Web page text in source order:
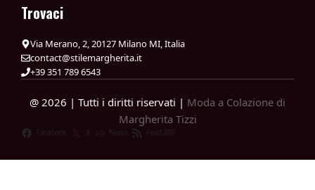
Trovaci
Via Merano, 2, 20127 Milano MI, Italia
contact@stilemargherita.it
+39 351 789 6543
@ 2026 | Tutti i diritti riservati | Moda a Colazione di
Margherita Tizzi
Facebook X News Feed RSS